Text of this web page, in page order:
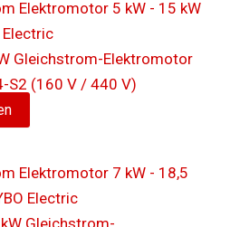
Gleichstrom-Elektromotor
S2 (160 V / 440 V)